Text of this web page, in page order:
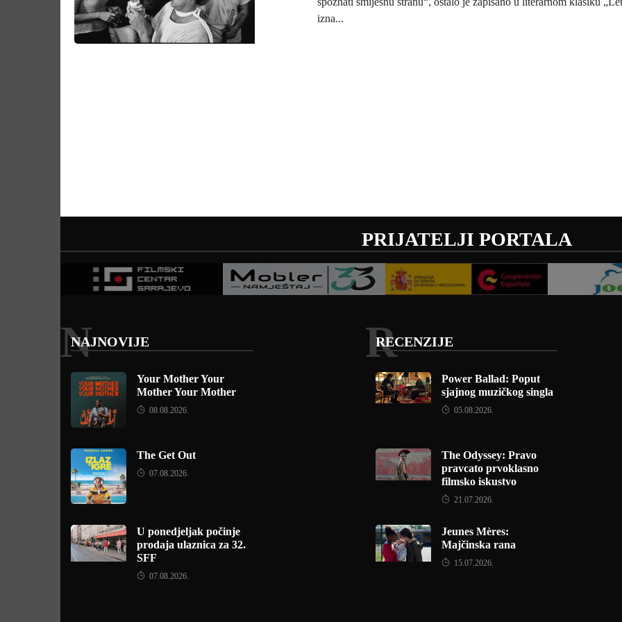
izna...
PRIJATELJI PORTALA
NAJNOVIJE
N
Your Mother Your
Mother Your Mother
08.08.2026.
The Get Out
07.08.2026.
U ponedjeljak počinje
prodaja ulaznica za 32.
SFF
07.08.2026.
RECENZIJE
R
Power Ballad: Poput
sjajnog muzičkog singla
05.08.2026.
The Odyssey: Pravo
pravcato prvoklasno
filmsko iskustvo
21.07.2026.
Jeunes Mères:
Majčinska rana
15.07.2026.